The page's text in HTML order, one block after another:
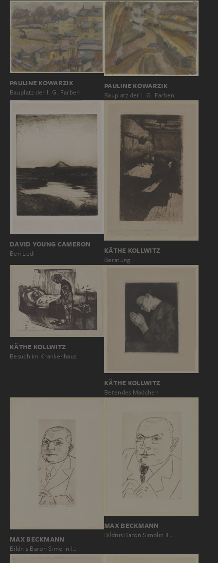
PAULINE KOWARZIK
Bauplatz der I. G. Farben
PAULINE KOWARZIK
Bauplatz der I. G. Farben
DAVID YOUNG CAMERON
Ben Ledi KÄTHE KOLLWITZ
Beratung
KÄTHE KOLLWITZ
Besuch im Krankenhaus
KÄTHE KOLLWITZ
Betendes Mädchen
MAX BECKMANN
Bildnis Baron Simolin I…
MAX BECKMANN
Bildnis Baron Simolin II…